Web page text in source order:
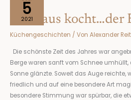
5
2021
Nikolaus kocht…der
Küchengeschichten / Von Alexander
Die schönste Zeit des Jahres war
Berge waren sanft vom Schnee umhüllt,
Sonne glänzte. Soweit das Auge reichte,
friedlich und auf eine besondere Art
besondere Stimmung war spürbar, die
kocht…